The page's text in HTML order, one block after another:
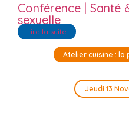
Conférence | Santé
sexuelle
Lire la suite
Atelier cuisine : la
Jeudi 13